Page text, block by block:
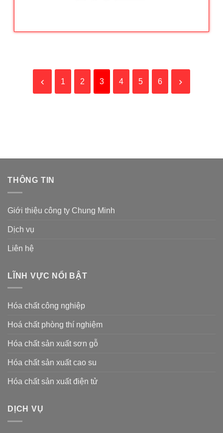
1 2 3 4 5 6
THÔNG TIN
Giới thiệu công ty Chung Minh
Dịch vụ
Liên hệ
LĨNH VỰC NỔI BẬT
Hóa chất công nghiệp
Hoá chất phòng thí nghiệm
Hóa chất sản xuất sơn gỗ
Hóa chất sản xuất cao su
Hóa chất sản xuất điện tử
DỊCH VỤ